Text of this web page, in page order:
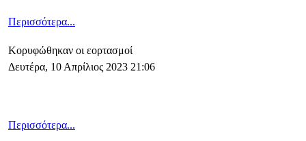
Περισσότερα...
Κορυφώθηκαν οι εορτασμοί
Δευτέρα, 10 Απρίλιος 2023 21:06
Περισσότερα...